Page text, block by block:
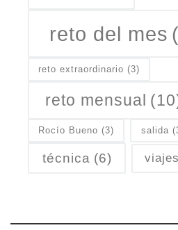
reto del mes
reto extraordinario (3)
reto mensual
Rocío Bueno (3) salida
técnica (6) viajes